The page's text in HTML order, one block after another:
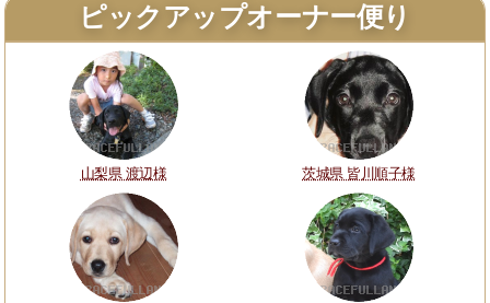
ピックアップオーナー便り
山梨県 渡辺様 茨城県 皆川順子様